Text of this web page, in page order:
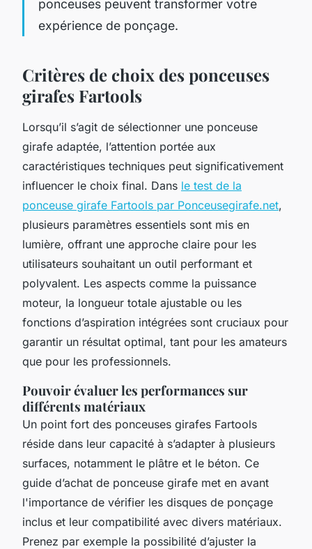
ponceuses peuvent transformer votre
expérience de ponçage.
Critères de choix des ponceuses
girafes Fartools
Lorsqu’il s’agit de sélectionner une ponceuse
girafe adaptée, l’attention portée aux
caractéristiques techniques peut significativement
influencer le choix final. Dans le test de la
ponceuse girafe Fartools par Ponceusegirafe.net,
plusieurs paramètres essentiels sont mis en
lumière, offrant une approche claire pour les
utilisateurs souhaitant un outil performant et
polyvalent. Les aspects comme la puissance
moteur, la longueur totale ajustable ou les
fonctions d’aspiration intégrées sont cruciaux pour
garantir un résultat optimal, tant pour les amateurs
que pour les professionnels.
Pouvoir évaluer les performances sur
différents matériaux
Un point fort des ponceuses girafes Fartools
réside dans leur capacité à s’adapter à plusieurs
surfaces, notamment le plâtre et le béton. Ce
guide d’achat de ponceuse girafe met en avant
l'importance de vérifier les disques de ponçage
inclus et leur compatibilité avec divers matériaux.
Prenez par exemple la possibilité d’ajuster la